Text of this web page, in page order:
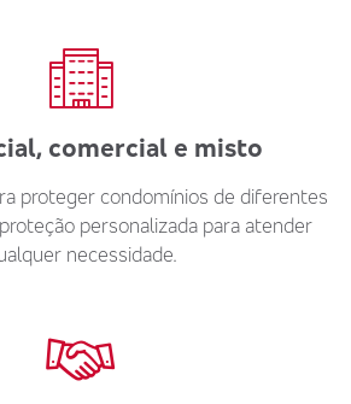
comercial e misto
proteger condomínios de diferentes
personalizada para atender
necessidade.